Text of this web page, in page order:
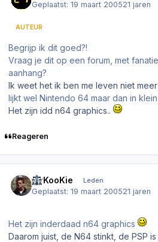
Geplaatst:19 maart 200521 jaren
AUTEUR
Begrijp ik dit goed?!
Vraag je dit op een forum, met
aanhang?
Ik weet het ik ben me leven niet
lijkt wel Nintendo 64 maar dan in
Het zijn idd n64 graphics..
Reageren
MrKooKie Leden
Geplaatst:19 maart 200521 jaren
Het zijn inderdaad n64 graphics
Daarom juist, de N64 stinkt, de PSP